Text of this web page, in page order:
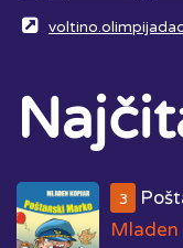
3
Mladen